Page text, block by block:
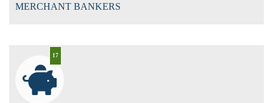
MERCHANT BANKERS
17